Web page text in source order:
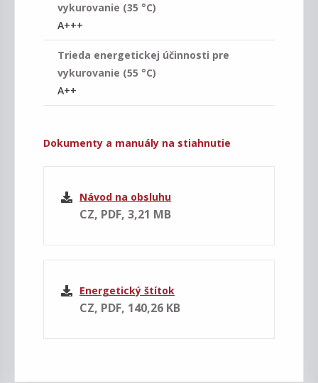
vykurovanie (35 °C)
A+++
Trieda energetickej účinnosti pre
vykurovanie (55 °C)
A++
Dokumenty a manuály na stiahnutie
Návod na obsluhu
CZ, PDF, 3,21 MB
Energetický štítok
CZ, PDF, 140,26 KB